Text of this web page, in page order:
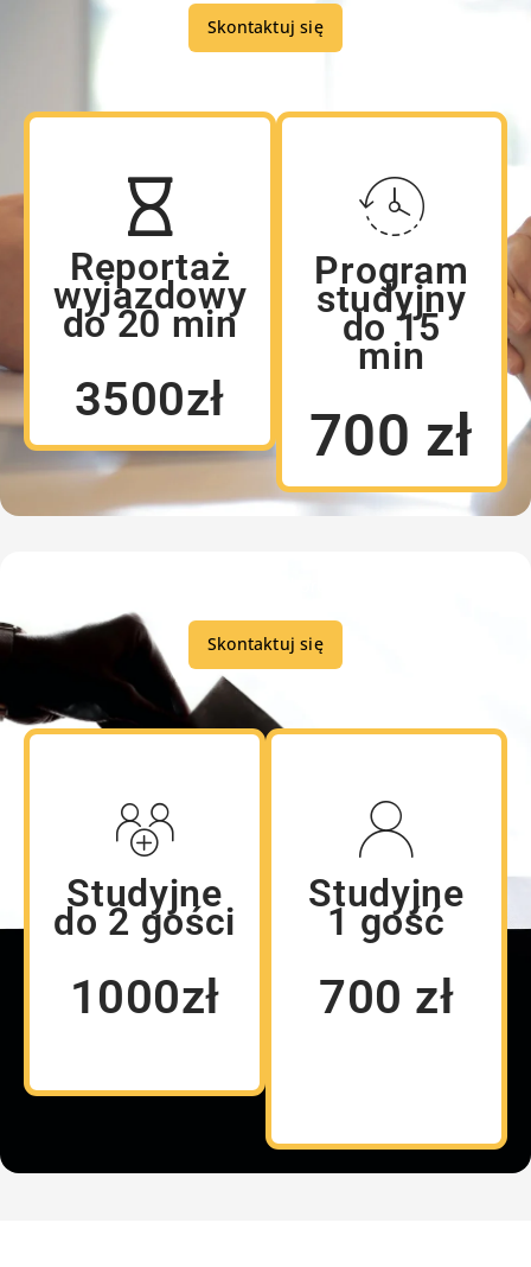
Skontaktuj się
Reportaż
wyjazdowy
do 20 min
3500zł
Program
studyjny
do 15
min
700 zł
Skontaktuj się
Studyjne
do 2 gości
1000zł
Studyjne
1 gość
700 zł